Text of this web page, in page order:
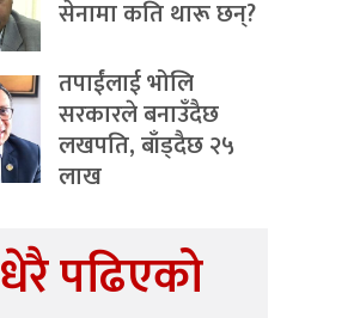
सेनामा कति थारू छन्?
तपाईंलाई भोलि
सरकारले बनाउँदैछ
लखपति, बाँड्दैछ २५
लाख
धेरै पढिएको